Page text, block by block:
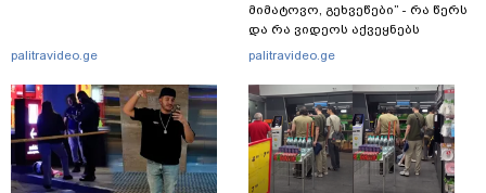
palitravideo.ge
მიმატოვო, გეხვეწები” - რა წერს
და რა ვიდეოს აქვეყნებს
ადვოკატი, ტარიელ კაკაბაძე?
palitravideo.ge